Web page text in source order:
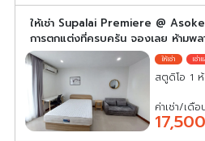
ให้เช่า Supalai Premiere @
การตกแต่งที่ครบครัน จองเลย ห้ามพล
สตูดิโอ 1
ค่าเช่า/เดือ
17,500